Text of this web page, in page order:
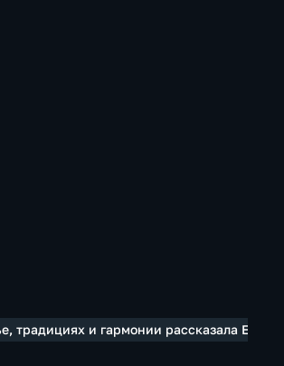
традициях и гармонии рассказала